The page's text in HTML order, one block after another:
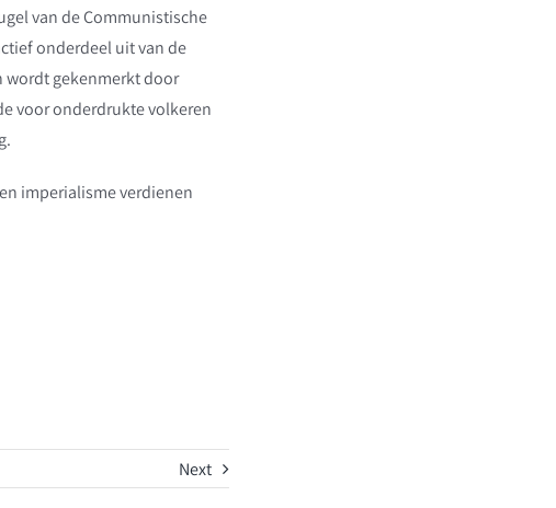
van de Communistische
onderdeel uit van de
wordt gekenmerkt door
voor onderdrukte volkeren
imperialisme verdienen
Next